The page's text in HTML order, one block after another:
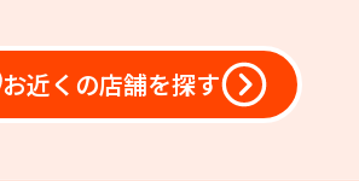
お近くの店舗を探す